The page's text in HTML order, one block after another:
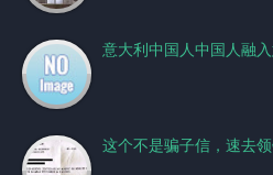
意大利中国人中国人融
这个不是骗子信，速去领